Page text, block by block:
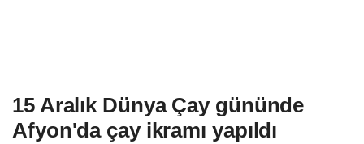
15 Aralık Dünya Çay gününde
Afyon'da çay ikramı yapıldı